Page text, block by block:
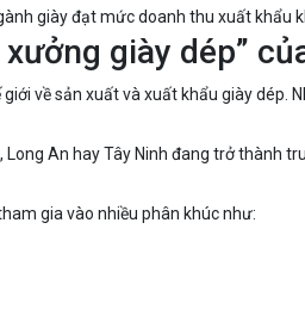
giày đạt mức doanh thu xuất khẩu
giày dép”
về sản xuất và xuất khẩu giày
Long An hay Tây Ninh đang trở
gia vào nhiều phân khúc như: